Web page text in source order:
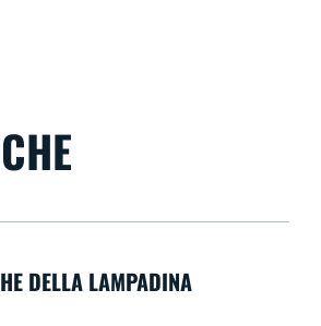
DELLA LAMPADINA